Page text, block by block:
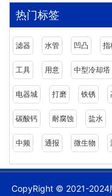
热门标签
滤器 水管 凹凸 指
工具 用意 中型冷却塔
电器城 打磨 铁锈
碳酸钙 耐腐蚀 盐水
中频 通报 微生物
CopyRight © 2021-2024